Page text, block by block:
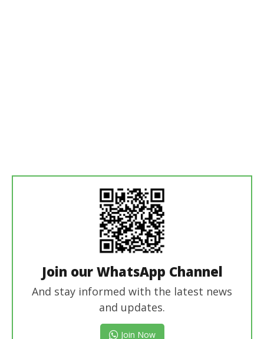
Join our WhatsApp Channel
And stay informed with the latest news
and updates.
Join Now